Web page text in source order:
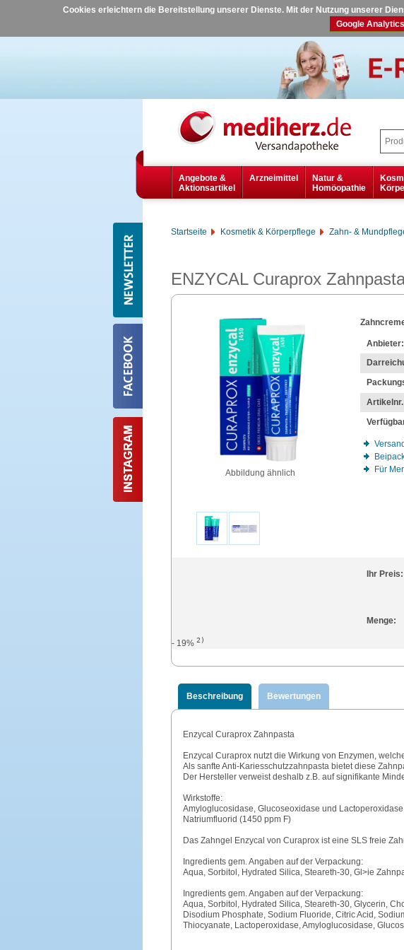
Cookies erleichtern die Bereitstellung unserer Dienste. Mit der Nutzung unserer
Google
Angebote &
Aktionsartikel
Arzneimittel
Natur &
Homöopathie
Startseite Kosmetik & Körperpflege Zahn- &
ENZYCAL Curaprox
Abbildung ähnlich
Anbieter:
Für
Ihr Preis:
Menge:
- 19% 2)
Beschreibung Bewertungen
Enzycal Curaprox Zahnpasta
Enzycal Curaprox nutzt die Wirkung von Enzymen,
Als sanfte Anti-Kariesschutzzahnpasta bietet diese
Der Hersteller verweist deshalb z.B. auf signifikante
Wirkstoffe:
Amyloglucosidase, Glucoseoxidase und
Natriumfluorid (1450 ppm F)
Das Zahngel Enzycal von Curaprox ist eine SLS freie
Ingredients gem. Angaben auf der Verpackung:
Aqua, Sorbitol, Hydrated Silica, Steareth-30, Gl>ie
Ingredients gem. Angaben auf der Verpackung:
Aqua, Sorbitol, Hydrated Silica, Steareth-30, Glycerin,
Disodium Phosphate, Sodium Fluoride, Citric Acid,
Thiocyanate, Lactoperoxidase, Amyloglucosidase,